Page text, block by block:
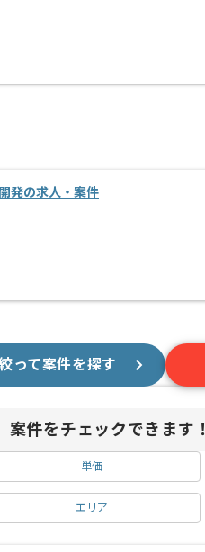
発の求人・案件
って案件を探す
件をチェックできます！
単価
エリア